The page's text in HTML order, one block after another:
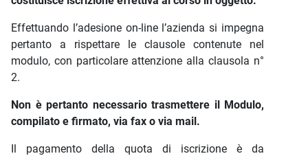
Effettuando l’adesione on-line l’azienda si impegna
pertanto a rispettare le clausole contenute nel
modulo, con particolare attenzione alla clausola n°
2.
Non è pertanto necessario trasmettere il Modulo,
compilato e firmato, via fax o via mail.
Il pagamento della quota di iscrizione è da